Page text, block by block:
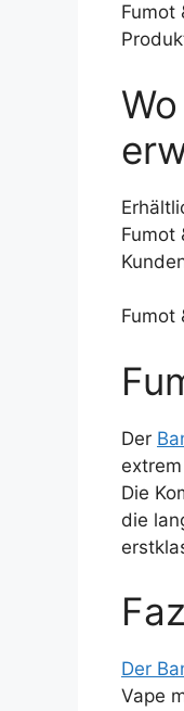
Fumot
Fumot
Fumot
Der
Die
die
Der
Vape